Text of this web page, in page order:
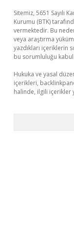
Sitemiz, 5651 Sayılı
Kurumu (BTK)
vermektedir. Bu
veya araştırma
yazdıkları içeriklerin
bu sorumluluğu kabul
Hukuka ve yasal
içerikleri,
halinde, ilgili içerikler